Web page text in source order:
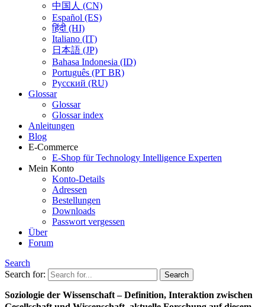
中国人 (CN)
Español (ES)
हिंदी (HI)
Italiano (IT)
日本語 (JP)
Bahasa Indonesia (ID)
Português (PT BR)
Pусский (RU)
Glossar
Glossar
Glossar index
Anleitungen
Blog
E-Commerce
E-Shop für Technology Intelligence Experten
Mein Konto
Konto-Details
Adressen
Bestellungen
Downloads
Passwort vergessen
Über
Forum
Search
Search for:
Soziologie der Wissenschaft – Definition, Interaktion zwischen